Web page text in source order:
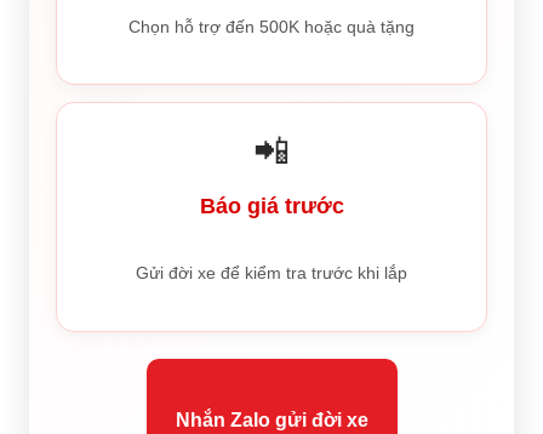
Chọn hỗ trợ đến 500K hoặc quà tặng
📲
Báo giá trước
Gửi đời xe để kiểm tra trước khi lắp
Nhắn Zalo gửi đời xe